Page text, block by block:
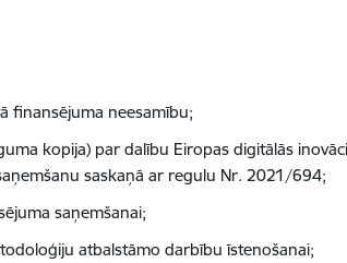
finansējuma neesamību;
kopija) par dalību Eiropas digitālās
saskaņā ar regulu Nr. 2021/694;
saņemšanai;
atbalstāmo darbību īstenošanai;